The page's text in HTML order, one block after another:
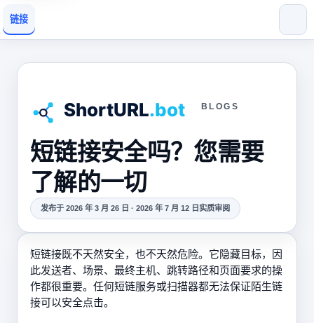
链接
BLOGS
短链接安全吗？您需要
了解的一切
发布于 2026 年 3 月 26 日 · 2026 年 7 月 12 日实质审阅
短链接既不天然安全，也不天然危险。它隐藏目标，因
此发送者、场景、最终主机、跳转路径和页面要求的操
作都很重要。任何短链服务或扫描器都无法保证陌生链
接可以安全点击。